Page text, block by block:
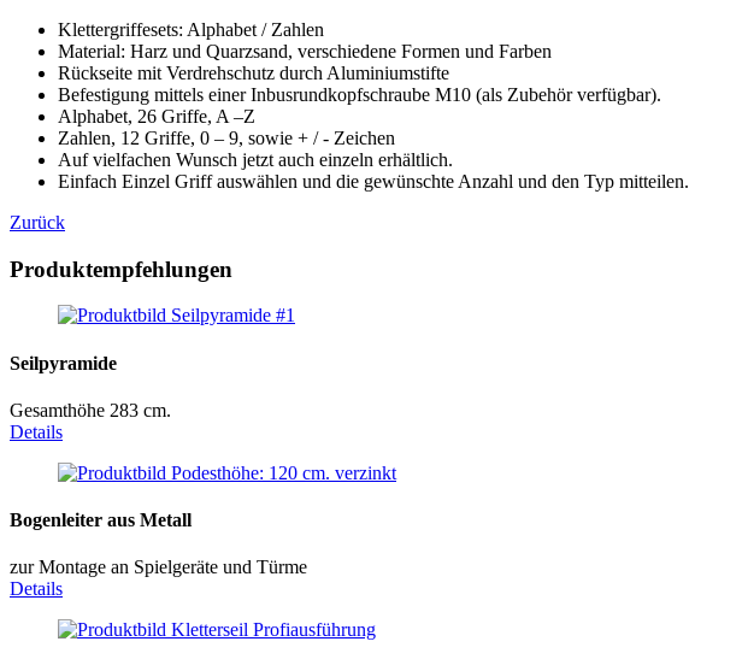
Klettergriffesets: Alphabet / Zahlen
Material: Harz und Quarzsand, verschiedene Formen und Farben
Rückseite mit Verdrehschutz durch Aluminiumstifte
Befestigung mittels einer Inbusrundkopfschraube M10 (als Zubehör verfügbar).
Alphabet, 26 Griffe, A –Z
Zahlen, 12 Griffe, 0 – 9, sowie + / - Zeichen
Auf vielfachen Wunsch jetzt auch einzeln erhältlich.
Einfach Einzel Griff auswählen und die gewünschte Anzahl und den Typ mitteilen.
Zurück
Produktempfehlungen
Seilpyramide
Gesamthöhe 283 cm.
Details
Bogenleiter aus Metall
zur Montage an Spielgeräte und Türme
Details